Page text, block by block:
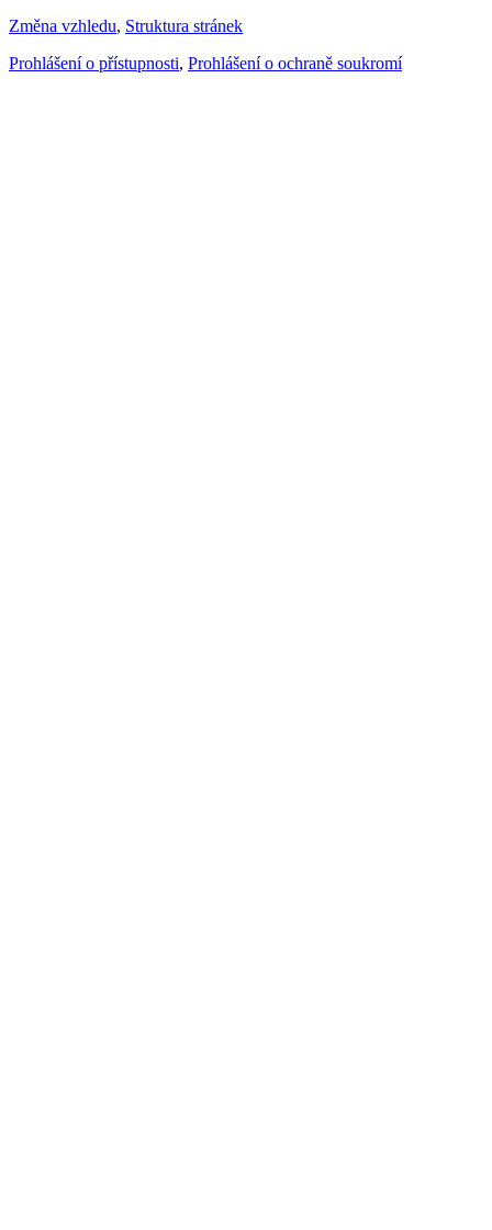
Změna vzhledu, Struktura stránek
Prohlášení o přístupnosti, Prohlášení o ochraně soukromí